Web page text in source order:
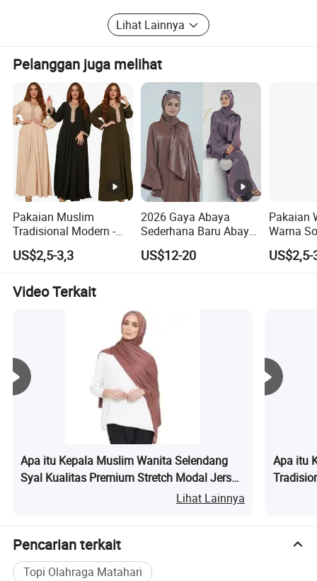
Pengemasan, Bill of Menading, COC, dsb.).
P: Bagaimana cara melakukan pemesanan?
J: Hubungi kami melalui email/telepon untuk penawaran harga,
lalu konfirmasi dengan PO.
menjadi teman setia Anda.
Selamat datang di untuk bertanya!
Lihat Lainnya
Pelanggan juga melihat
Pakaian Muslim
Tradisional Modern -
Renda - Gaun Panjang -
Gaun Wanita
US$2,5-3,3
2026 Gaya Abaya
Sederhana Baru Abaya
Tertutup dengan Hijab
Terpasang
US$12-20
Pakaian
Warna
Elegan
Sehari-
US$2,5-
Video Terkait
Apa itu Kepala Muslim Wanita Selendang
Syal Kualitas Premium Stretch Modal Jersey
Lihat Lainnya
Apa itu
Pencarian terkait
Topi Olahraga Matahari